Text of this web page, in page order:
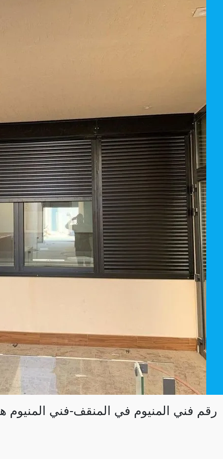
رقم فني المنيوم في المنقف-فني المنيوم